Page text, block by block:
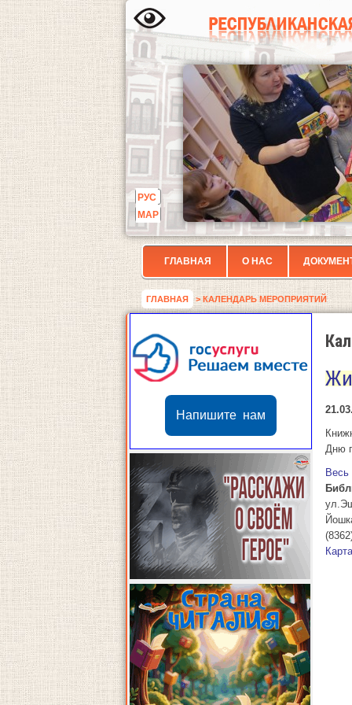
РУС
МАР
ГЛАВНАЯ О НАС
ГЛАВНАЯ > КАЛЕНДАРЬ МЕРОПРИЯТИЙ
Напишите нам
Дню
Весь
Карта